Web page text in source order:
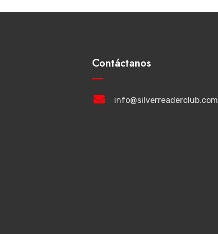
Contáctanos
info@silverreaderclub.com